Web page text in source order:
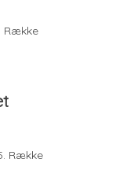
Række
Række